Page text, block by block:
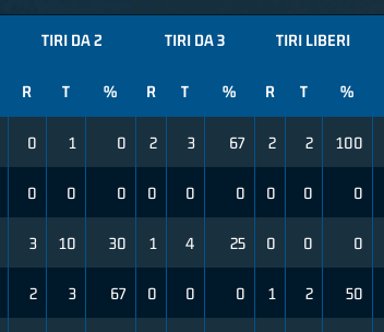
TIRI DA 2 TIRI DA 3 TIRI LIBERI
R T % R T % R T %
0 1 0 2 3 67 2 2 100
0 0 0 0 0 0 0 0 0
3 10 30 1 4 25 0 0 0
2 3 67 0 0 0 1 2 50